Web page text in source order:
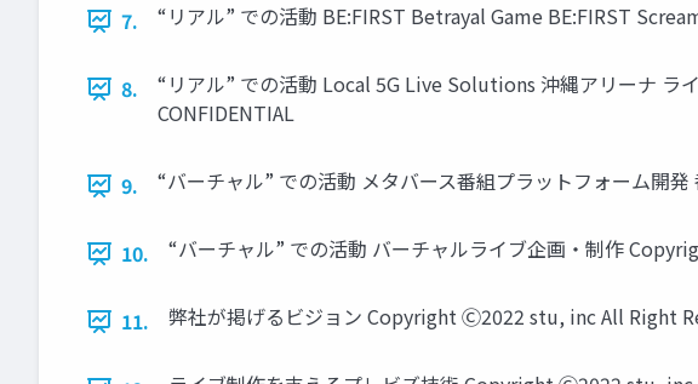
7.
“リアル” での活動 BE:FIRST Betrayal Game BE:FIRST
8.
“リアル” での活動 Local 5G Live Solutions 沖縄アリーナ
CONFIDENTIAL
9. “バーチャル” での活動 メタバース番組プラットフォーム開
10. “バーチャル” での活動 バーチャルライブ企画・制作
11. 弊社が掲げるビジョン Copyright Ⓒ2022 stu, inc All Right